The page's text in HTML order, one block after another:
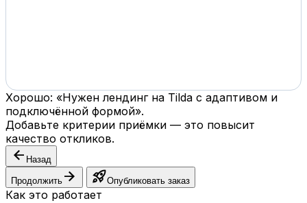
Хорошо: «Нужен лендинг на Tilda с адаптивом и
подключённой формой».
Добавьте критерии приёмки — это повысит
качество откликов.
arrow_back Назад
Продолжить arrow_forward rocket_launchОпубликовать заказ
Как это работает